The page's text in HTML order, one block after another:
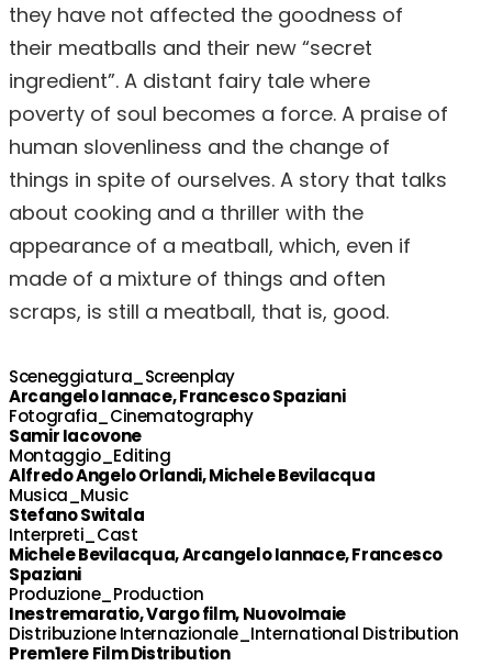
they have not affected the goodness of
their meatballs and their new “secret
ingredient”. A distant fairy tale where
poverty of soul becomes a force. A praise of
human slovenliness and the change of
things in spite of ourselves. A story that talks
about cooking and a thriller with the
appearance of a meatball, which, even if
made of a mixture of things and often
scraps, is still a meatball, that is, good.
Sceneggiatura_Screenplay
Arcangelo Iannace, Francesco Spaziani
Fotografia_Cinematography
Samir Iacovone
Montaggio_Editing
Alfredo Angelo Orlandi, Michele Bevilacqua
Musica_Music
Stefano Switala
Interpreti_Cast
Michele Bevilacqua, Arcangelo Iannace, Francesco
Spaziani
Produzione_Production
Inestremaratio, Vargo film, NuovoImaie
Distribuzione Internazionale_International Distribution
Prem1ere Film Distribution